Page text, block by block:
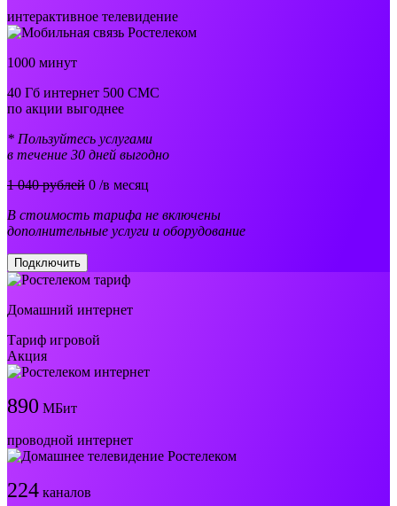
интерактивное телевидение
1000 минут
40 Гб интернет 500 СМС
по акции выгоднее
* Пользуйтесь услугами
в течение 30 дней выгодно
1 040 рублей 0 /в месяц
В стоимость тарифа не включены
дополнительные услуги и оборудование
Подключить
Домашний интернет
Тариф игровой
Акция
890 МБит
проводной интернет
224 каналов